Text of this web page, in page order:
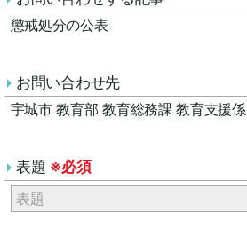
懲戒処分の公表
お問い合わせ先
宇城市 教育部 教育総務課 教育支援係
表題 ※必須